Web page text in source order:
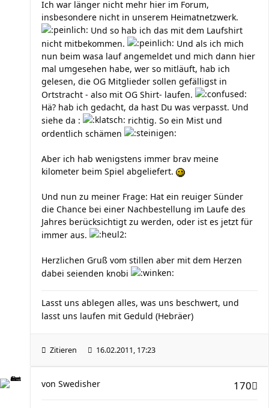
Ich war länger nicht mehr hier im Forum,
insbesondere nicht in unserem Heimatnetzwerk.
Und so hab ich das mit dem Laufshirt
nicht mitbekommen.
Und als ich mich
nun beim wasa lauf angemeldet und mich dann hier
mal umgesehen habe, wer so mitläuft, hab ich
gelesen, die OG Mitglieder sollen gefälligst in
Ortstracht - also mit OG Shirt- laufen.
Hä? hab ich gedacht, da hast Du was verpasst. Und
siehe da :
richtig. So ein Mist und
ordentlich schämen
Aber ich hab wenigstens immer brav meine
kilometer beim Spiel abgeliefert.
Und nun zu meiner Frage: Hat ein reuiger Sünder
die Chance bei einer Nachbestellung im Laufe des
Jahres berücksichtigt zu werden, oder ist es jetzt für
immer aus.
Herzlichen Gruß vom stillen aber mit dem Herzen
dabei seienden knobi
Lasst uns ablegen alles, was uns beschwert, und
lasst uns laufen mit Geduld (Hebräer)
Zitieren 16.02.2011, 17:23
170
von Swedisher